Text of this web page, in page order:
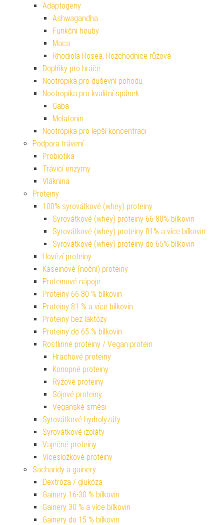
Adaptogeny
Ashwagandha
Funkční houby
Maca
Rhodiola Rosea, Rozchodnice růžová
Doplňky pro hráče
Nootropika pro duševní pohodu
Nootropika pro kvalitní spánek
Gaba
Melatonin
Nootropika pro lepší koncentraci
Podpora trávení
Probiotika
Trávicí enzymy
Vláknina
Proteiny
100% syrovátkové (whey) proteiny
Syrovátkové (whey) proteiny 66-80% bílkovin
Syrovátkové (whey) proteiny 81% a více bílkovin
Syrovátkové (whey) proteiny do 65% bílkovin
Hovězí proteiny
Kaseinové (noční) proteiny
Proteinové nápoje
Proteiny 66-80 % bílkovin
Proteiny 81 % a více bílkovin
Proteiny bez laktózy
Proteiny do 65 % bílkovin
Rostlinné proteiny / Vegan protein
Hrachové proteiny
Konopné proteiny
Rýžové proteiny
Sójové proteiny
Veganské směsi
Syrovátkové hydrolyzáty
Syrovátkové izoláty
Vaječné proteiny
Vícesložkové proteiny
Sacharidy a gainery
Dextróza / glukóza
Gainery 16-30 % bílkovin
Gainery 30 % a více bílkovin
Gainery do 15 % bílkovin